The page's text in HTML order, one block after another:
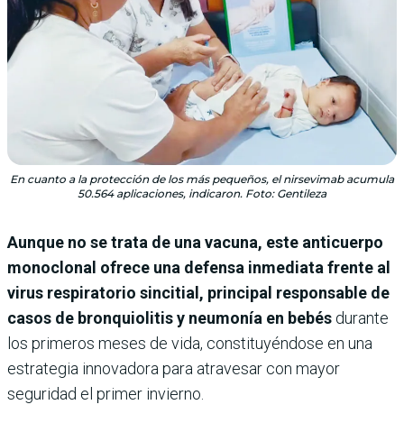
En cuanto a la protección de los más pequeños, el nirsevimab acumula
50.564 aplicaciones, indicaron. Foto: Gentileza
Aunque no se trata de una vacuna, este anticuerpo
monoclonal ofrece una defensa inmediata frente al
virus respiratorio sincitial, principal responsable de
casos de bronquiolitis y neumonía en bebés durante
los primeros meses de vida, constituyéndose en una
estrategia innovadora para atravesar con mayor
seguridad el primer invierno.